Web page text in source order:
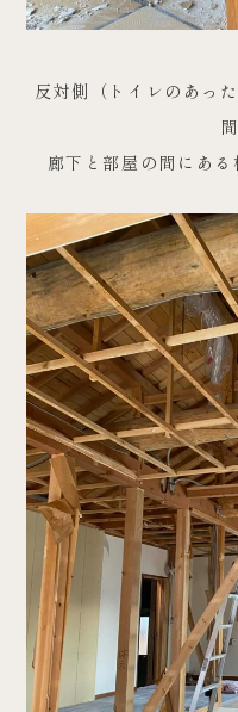
反対側（トイレのあっ
廊下と部屋の間にある